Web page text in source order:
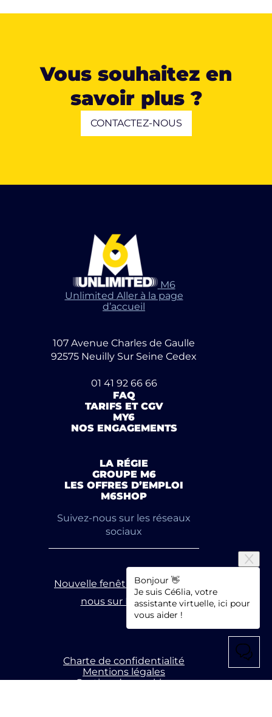
Vous souhaitez en
savoir plus ?
CONTACTEZ-NOUS
M6
Unlimited Aller à la page
d’accueil
107 Avenue Charles de Gaulle
92575 Neuilly Sur Seine Cedex
01 41 92 66 66
FAQ
TARIFS ET CGV
MY6
NOS ENGAGEMENTS
LA RÉGIE
GROUPE M6
LES OFFRES D’EMPLOI
M6SHOP
Suivez-nous sur les réseaux
sociaux
Nouvelle fenêtre
Suivez-
nous sur Linkedin
Charte de confidentialité
Mentions légales
Gestion des cookies
Bonjour 👋
Je suis Cé6lia, votre
assistante virtuelle, ici pour
vous aider !